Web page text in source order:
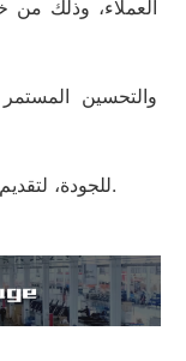
العملاء، وذلك من
والتحسين
للجودة، لتقديم منتجات وخدمات ذات قيمة أعلى للعملاء.